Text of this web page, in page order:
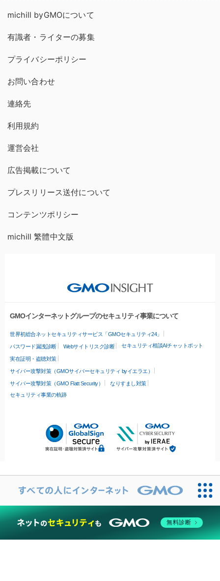
michill byGMOについて
有識者・ライターの募集
プライバシーポリシー
お問い合わせ
連絡先
利用規約
運営会社
広告掲載について
プレスリリース送付について
コンテンツポリシー
michill 繁體中文版
GMOインターネットグループのセキュリティ事業について
世界初総合ネットセキュリティサービス「GMOセキュリティ24」
パスワード漏洩診断 Webサイトリスク診断 セキュリティ相談AIチャットボット
実在証明・盗聴対策
サイバー攻撃対策（GMOサイバーセキュリティ byイエラエ）
サイバー攻撃対策（GMO Flatt Security）
なりすまし対策
セキュリティ事業の軌跡
無料診断